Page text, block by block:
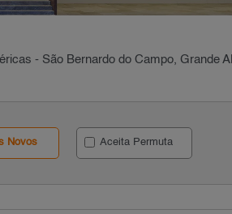
- São Bernardo do Campo, Grande
Novos Aceita Permuta